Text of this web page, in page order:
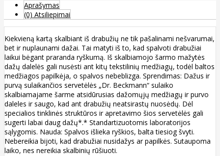
Aprašymas
(0) Atsiliepimai
Kiekvieną kartą skalbiant iš drabužių ne tik pašalinami nešvarumai,
bet ir nuplaunami dažai. Tai matyti iš to, kad spalvoti drabužiai
laikui bėgant praranda ryškumą. Iš skalbiamojo šarmo mažytės
dažų dalelės gali nusėsti ant kitų tekstilinių medžiagų, todėl baltos
medžiagos papilkėja, o spalvos nebeblizga. Sprendimas: Dažus ir
purvą sulaikančios servetėlės „Dr. Beckmann“ sulaiko
skalbiamajame šarme atsidūrusias dažomųjų medžiagų ir purvo
daleles ir saugo, kad ant drabužių neatsirastų nuosėdų. Dėl
specialios tinklinės struktūros ir apretavimo šios servetėlės gali
sugerti labai daug dažų*.* Standartizuotomis laboratorijos
sąlygomis. Nauda: Spalvos išlieka ryškios, balta tiesiog švyti.
Nebereikia bijoti, kad drabužiai nusidažys ar papilkės. Sutaupoma
laiko, nes nereikia skalbinių rūšiuoti.